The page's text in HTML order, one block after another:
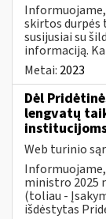
Informuojame,
skirtos durpės
susijusiai su
informaciją.
Metai: 2023
Dėl
lengvatų
Web turinio
ministro 2025
(toliau -
išdėstytas